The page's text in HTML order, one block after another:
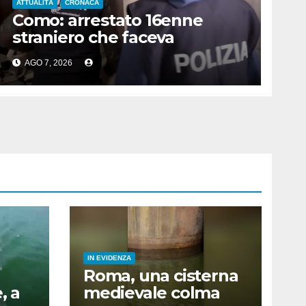
ATTUALITÀ CRONACA
Como: arrestato 16enne
straniero che faceva
propaganda all’Isis
AGO 7, 2026
a
IN EVIDENZA
Roma, una cisterna
medievale colma